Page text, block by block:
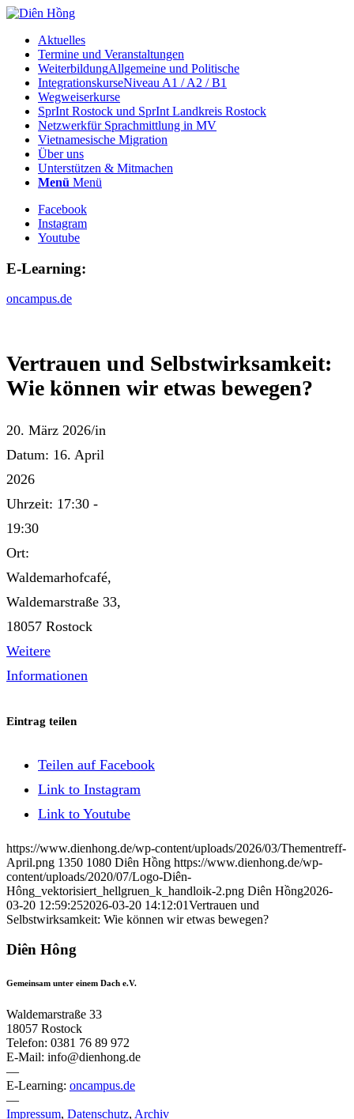
Aktuelles
Termine und Veranstaltungen
WeiterbildungAllgemeine und Politische
IntegrationskurseNiveau A1 / A2 / B1
Wegweiserkurse
SprInt Rostock und SprInt Landkreis Rostock
Netzwerkfür Sprachmittlung in MV
Vietnamesische Migration
Über uns
Unterstützen & Mitmachen
Menü Menü
Facebook
Instagram
Youtube
E-Learning:
oncampus.de
Vertrauen und Selbstwirksamkeit:
Wie können wir etwas bewegen?
20. März 2026/in
Datum: 16. April
2026
Uhrzeit: 17:30 -
19:30
Ort:
Waldemarhofcafé,
Waldemarstraße 33,
18057 Rostock
Weitere
Informationen
Eintrag teilen
Teilen auf Facebook
Link to Instagram
Link to Youtube
https://www.dienhong.de/wp-content/uploads/2026/03/Thementreff-
April.png 1350 1080 Diên Hồng https://www.dienhong.de/wp-
content/uploads/2020/07/Logo-Diên-
Hông_vektorisiert_hellgruen_k_handloik-2.png Diên Hồng2026-
03-20 12:59:252026-03-20 14:12:01Vertrauen und
Selbstwirksamkeit: Wie können wir etwas bewegen?
Diên Hông
Gemeinsam unter einem Dach e.V.
Waldemarstraße 33
18057 Rostock
Telefon: 0381 76 89 972
E-Mail: info@dienhong.de
—
E-Learning: oncampus.de
—
Impressum, Datenschutz, Archiv